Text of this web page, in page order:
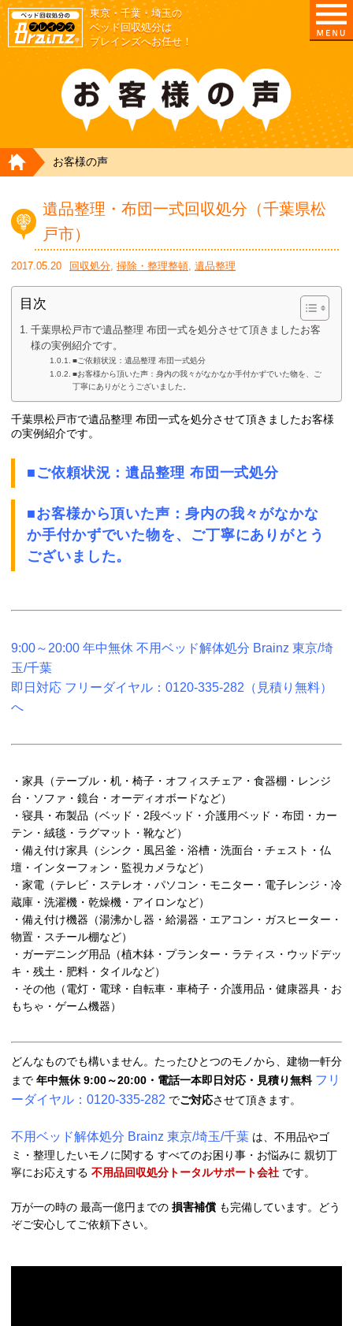
東京・千葉・埼玉の
ベッド回収処分は
ブレインズへお任せ！
HOME
お客様の声
遺品整理・布団一式回収処分（千葉県松
戸市）
2017.05.20 回収処分, 掃除・整理整頓, 遺品整理
目次
千葉県松戸市で遺品整理 布団一式を処分させて頂きましたお客
様の実例紹介です。
■ご依頼状況：遺品整理 布団一式処分
■お客様から頂いた声：身内の我々がなかなか手付かずでいた物を、ご
丁寧にありがとうございました。
千葉県松戸市で遺品整理 布団一式を処分させて頂きましたお客様
の実例紹介です。
■ご依頼状況：遺品整理 布団一式処分
■お客様から頂いた声：身内の我々がなかな
か手付かずでいた物を、ご丁寧にありがとう
ございました。
9:00～20:00 年中無休 不用ベッド解体処分 Brainz 東京/埼
玉/千葉
即日対応 フリーダイヤル：0120-335-282（見積り無料）
へ
・家具（テーブル・机・椅子・オフィスチェア・食器棚・レンジ
台・ソファ・鏡台・オーディオボードなど）
・寝具・布製品（ベッド・2段ベッド・介護用ベッド・布団・カー
テン・絨毯・ラグマット・靴など）
・備え付け家具（シンク・風呂釜・浴槽・洗面台・チェスト・仏
壇・インターフォン・監視カメラなど）
・家電（テレビ・ステレオ・パソコン・モニター・電子レンジ・冷
蔵庫・洗濯機・乾燥機・アイロンなど）
・備え付け機器（湯沸かし器・給湯器・エアコン・ガスヒーター・
物置・スチール棚など）
・ガーデニング用品（植木鉢・プランター・ラティス・ウッドデッ
キ・残土・肥料・タイルなど）
・その他（電灯・電球・自転車・車椅子・介護用品・健康器具・お
もちゃ・ゲーム機器）
どんなものでも構いません。たったひとつのモノから、建物一軒分
まで 年中無休 9:00～20:00・電話一本即日対応・見積り無料 フリ
ーダイヤル：0120-335-282 でご対応させて頂きます。
不用ベッド解体処分 Brainz 東京/埼玉/千葉 は、不用品やゴ
ミ・整理したいモノに関する すべてのお困り事・お悩みに 親切丁
寧にお応えする 不用品回収処分トータルサポート会社 です。
万が一の時の 最高一億円までの 損害補償 も完備しています。どう
ぞご安心してご依頼下さい。